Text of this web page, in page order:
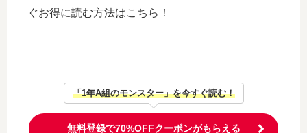
ぐお得に読む方法はこちら！
「1年A組のモンスター」を今すぐ読む！
無料登録で70%OFFクーポンがもらえる